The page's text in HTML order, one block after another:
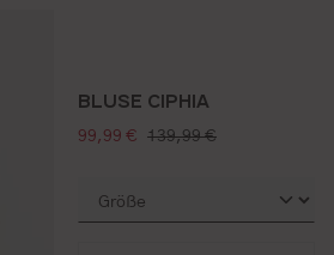
BLUSE CIPHIA
verkaufspreis:
99,99 € regulärer preis:
139,99 €